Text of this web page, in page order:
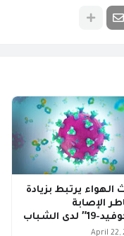
الهواء يرتبط بزيادة
الإصابة
لدى الشباب
April 22,